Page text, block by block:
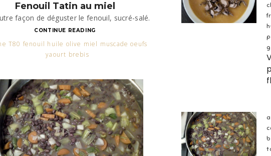
Fenouil Tatin au miel
façon de déguster le fenouil, sucré-salé.
CONTINUE READING
T80 fenouil huile olive miel muscade oeufs
yaourt brebis